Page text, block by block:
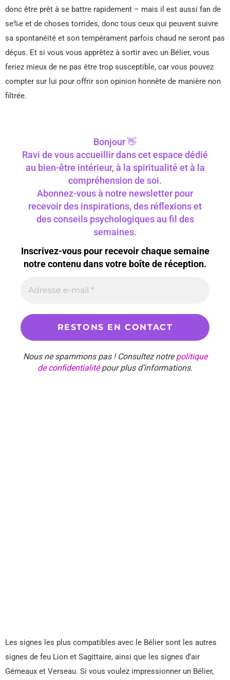
donc être prêt à se battre rapidement – mais il est aussi fan de
se%e et de choses torrides, donc tous ceux qui peuvent suivre
sa spontanéité et son tempérament parfois chaud ne seront pas
déçus. Et si vous vous apprêtez à sortir avec un Bélier, vous
feriez mieux de ne pas être trop susceptible, car vous pouvez
compter sur lui pour offrir son opinion honnête de manière non
filtrée.
Bonjour 👋
Ravi de vous accueillir dans cet espace dédié
au bien-être intérieur, à la spiritualité et à la
compréhension de soi.
Abonnez-vous à notre newsletter pour
recevoir des inspirations, des réflexions et
des conseils psychologiques au fil des
semaines.
Inscrivez-vous pour recevoir chaque semaine
notre contenu dans votre boîte de réception.
Nous ne spammons pas ! Consultez notrepolitique
de confidentialitépour plus d’informations.
Les signes les plus compatibles avec le Bélier sont les autres
signes de feu Lion et Sagittaire, ainsi que les signes d’air
Gémeaux et Verseau. Si vous voulez impressionner un Bélier,